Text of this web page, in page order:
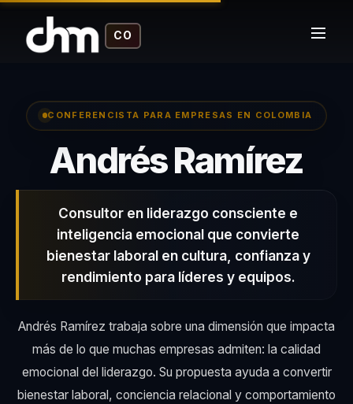
CO
CONFERENCISTA PARA EMPRESAS EN COLOMBIA
Andrés Ramírez–
Consultor en liderazgo consciente e
inteligencia emocional que convierte
bienestar laboral en cultura, confianza y
rendimiento para líderes y equipos.
Andrés Ramírez trabaja sobre una dimensión que impacta
más de lo que muchas empresas admiten: la calidad
emocional del liderazgo. Su propuesta ayuda a convertir
bienestar laboral, conciencia relacional y comportamiento